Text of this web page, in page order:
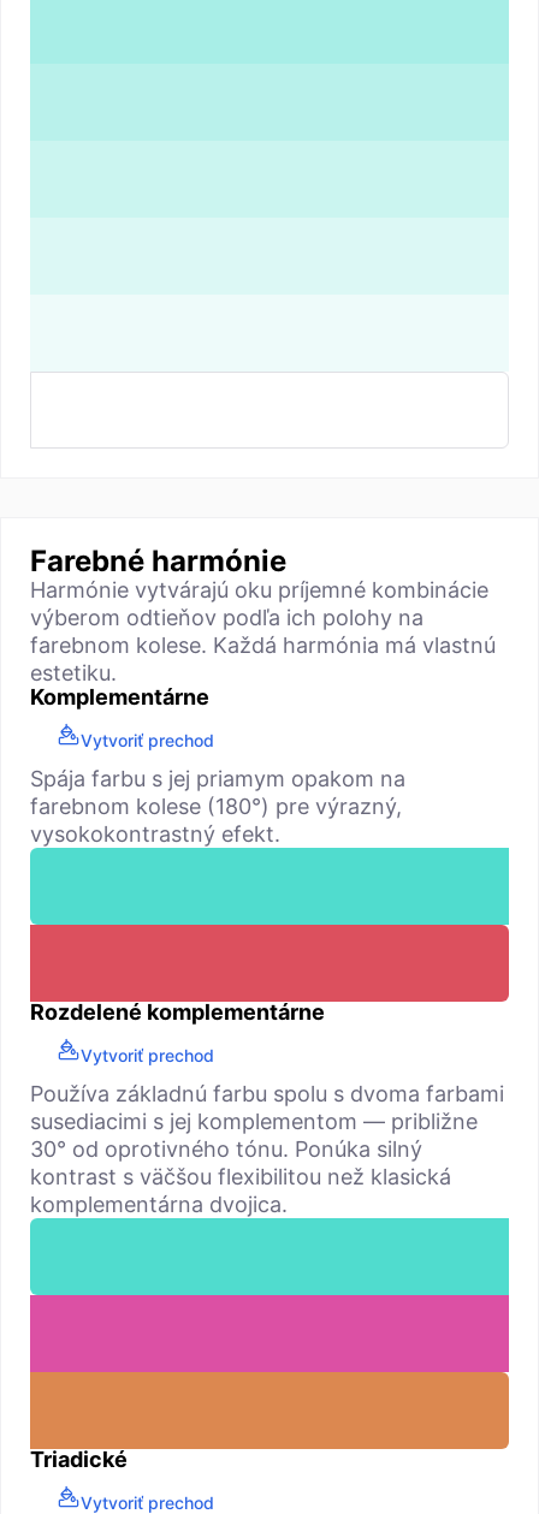
Farebné harmónie
Harmónie vytvárajú oku príjemné kombinácie
výberom odtieňov podľa ich polohy na
farebnom kolese. Každá harmónia má vlastnú
estetiku.
Komplementárne
Vytvoriť prechod
Spája farbu s jej priamym opakom na
farebnom kolese (180°) pre výrazný,
vysokokontrastný efekt.
Rozdelené komplementárne
Vytvoriť prechod
Používa základnú farbu spolu s dvoma farbami
susediacimi s jej komplementom — približne
30° od oprotivného tónu. Ponúka silný
kontrast s väčšou flexibilitou než klasická
komplementárna dvojica.
Triadické
Vytvoriť prechod